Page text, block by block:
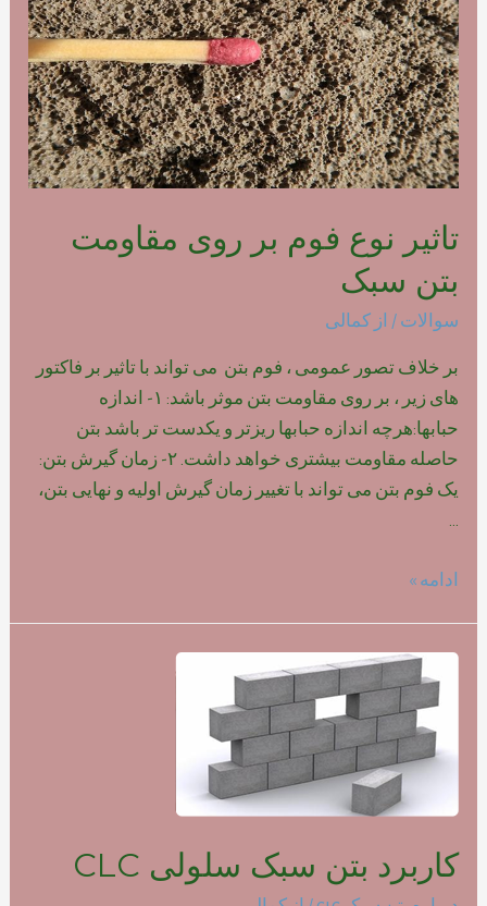
پلیمری
تاثیر نوع فوم بر روی مقاومت
بتن سبک
سوالات / از کمالی
بر خلاف تصور عمومی ، فوم بتن می تواند با تاثیر بر فاکتور
های زیر ، بر روی مقاومت بتن موثر باشد: ۱- اندازه
حبابها:هرچه اندازه حبابها ریزتر و یکدست تر باشد بتن
حاصله مقاومت بیشتری خواهد داشت. ۲- زمان گیرش بتن:
یک فوم بتن می تواند با تغییر زمان گیرش اولیه و نهایی بتن،
تاثیر
روی
مقاومت
بتن
ادامه »
کاربرد بتن سبک سلولی CLC